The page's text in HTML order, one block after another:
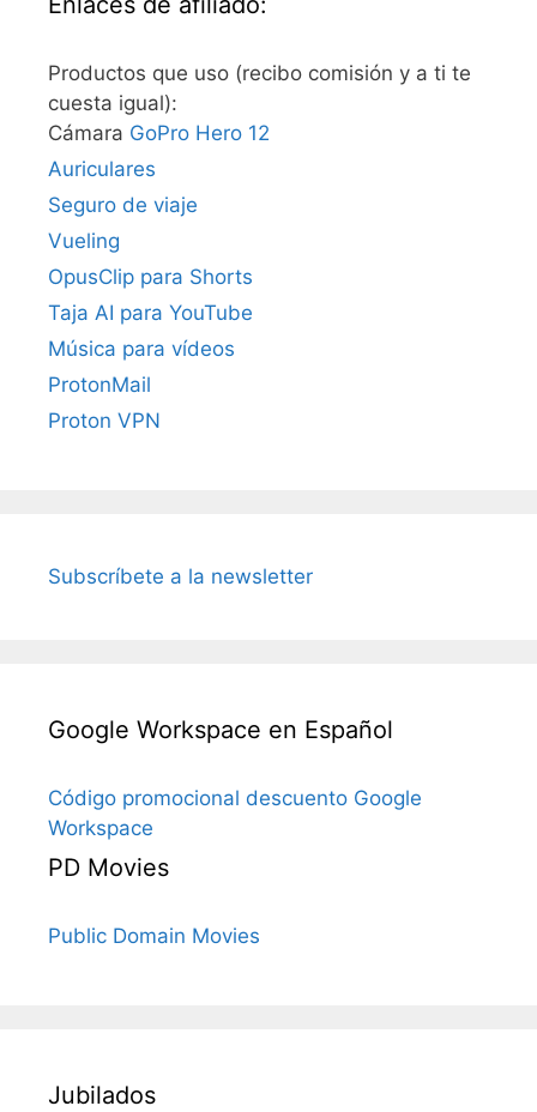
Productos que uso (recibo comisión y a ti te
cuesta igual):
Cámara GoPro Hero 12
Auriculares
Seguro de viaje
Vueling
OpusClip para Shorts
Taja AI para YouTube
Música para vídeos
ProtonMail
Proton VPN
Subscríbete a la newsletter
Google Workspace en Español
Código promocional descuento Google
Workspace
PD Movies
Public Domain Movies
Jubilados